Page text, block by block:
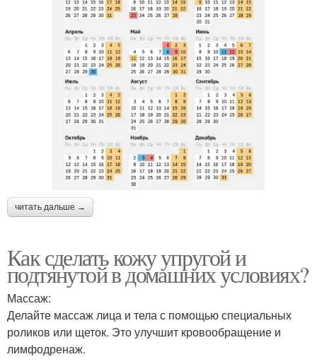
читать дальше →
Как сделать кожу упругой и
подтянутой в домашних условиях?
Массаж:
Делайте массаж лица и тела с помощью специальных
роликов или щеток. Это улучшит кровообращение и
лимфодренаж.